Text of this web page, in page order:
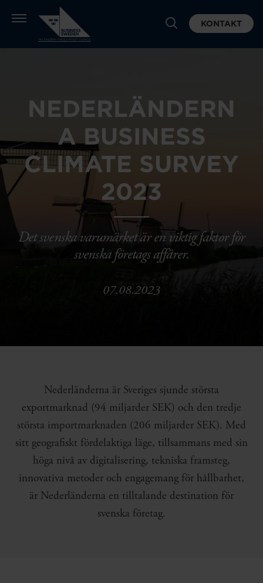
KONTAKT
NEDERLÄNDERN
A BUSINESS
CLIMATE SURVEY
2023
Det svenska varumärket är en viktig faktor för
svenska företags affärer.
07.08.2023
Nederländerna är Sveriges sjunde största
exportmarknad (94 miljarder SEK) och den tredje
största importmarknaden (206 miljarder SEK). Med
sitt geografiskt fördelaktiga läge, tillsammans med sin
höga nivå av digitalisering, tekniska framsteg,
innovativa metoder och engagemang för hållbarhet,
är Nederländerna en tilltalande destination för
svenska företag.